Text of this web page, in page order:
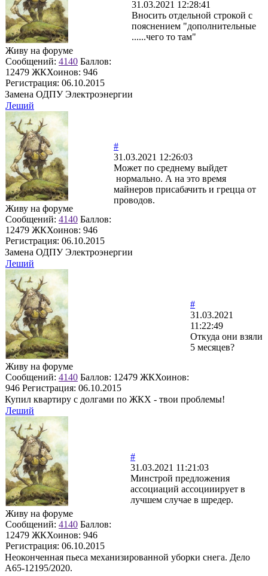
Живу на форуме
Сообщений: 4140 Баллов:
12479 ЖКХоинов: 946
Регистрация: 06.10.2015
31.03.2021 12:28:41
Вносить отдельной строкой с
пояснением "дополнительные
......чего то там"
Замена ОДПУ Электроэнергии
Леший
Живу на форуме
Сообщений: 4140 Баллов:
12479 ЖКХоинов: 946
Регистрация: 06.10.2015
#
31.03.2021 12:26:03
Может по среднему выйдет
нормально. А на это время
майнеров присабачить и грецца от
проводов.
Замена ОДПУ Электроэнергии
Леший
Живу на форуме
Сообщений: 4140 Баллов: 12479 ЖКХоинов:
946 Регистрация: 06.10.2015
#
31.03.2021
11:22:49
Откуда они взяли
5 месяцев?
Купил квартиру с долгами по ЖКХ - твои проблемы!
Леший
Живу на форуме
Сообщений: 4140 Баллов:
12479 ЖКХоинов: 946
Регистрация: 06.10.2015
#
31.03.2021 11:21:03
Минстрой предложения
ассоциаций ассоцииирует в
лучшем случае в шредер.
Неоконченная пьеса механизированной уборки снега. Дело
А65-12195/2020.